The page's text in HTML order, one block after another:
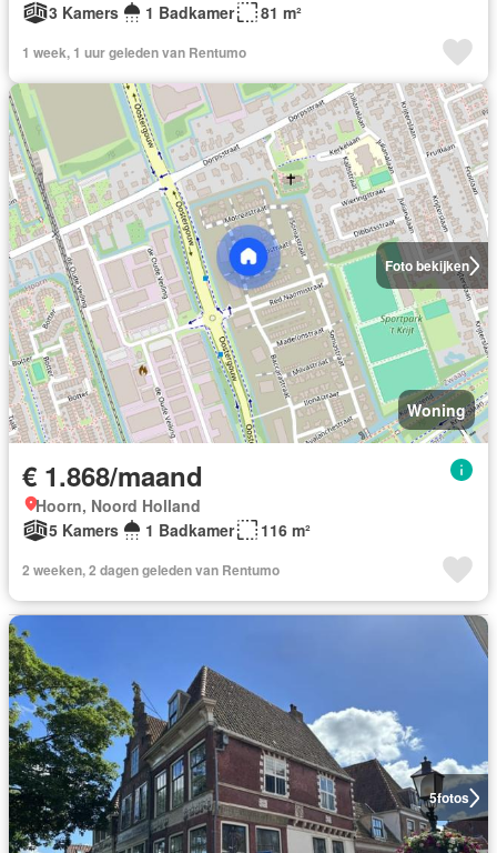
3 Kamers
1 Badkamer 81 m²
1 week, 1 uur geleden van Rentumo
Foto bekijken
Woning
€ 1.868/maand
Hoorn, Noord Holland
5 Kamers
1 Badkamer 116 m²
2 weeken, 2 dagen geleden van Rentumo
5fotos